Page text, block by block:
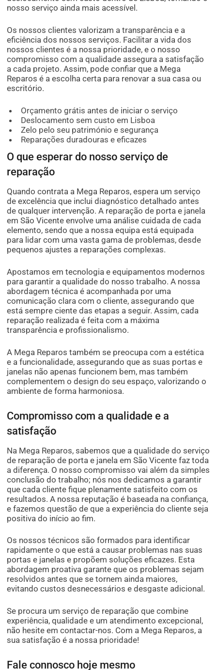
nosso serviço ainda mais acessível.
Os nossos clientes valorizam a transparência e a
eficiência dos nossos serviços. Facilitar a vida dos
nossos clientes é a nossa prioridade, e o nosso
compromisso com a qualidade assegura a satisfação
a cada projeto. Assim, pode confiar que a Mega
Reparos é a escolha certa para renovar a sua casa ou
escritório.
Orçamento grátis antes de iniciar o serviço
Deslocamento sem custo em Lisboa
Zelo pelo seu património e segurança
Reparações duradouras e eficazes
O que esperar do nosso serviço de
reparação
Quando contrata a Mega Reparos, espera um serviço
de excelência que inclui diagnóstico detalhado antes
de qualquer intervenção. A reparação de porta e janela
em São Vicente envolve uma análise cuidada de cada
elemento, sendo que a nossa equipa está equipada
para lidar com uma vasta gama de problemas, desde
pequenos ajustes a reparações complexas.
Apostamos em tecnologia e equipamentos modernos
para garantir a qualidade do nosso trabalho. A nossa
abordagem técnica é acompanhada por uma
comunicação clara com o cliente, assegurando que
está sempre ciente das etapas a seguir. Assim, cada
reparação realizada é feita com a máxima
transparência e profissionalismo.
A Mega Reparos também se preocupa com a estética
e a funcionalidade, assegurando que as suas portas e
janelas não apenas funcionem bem, mas também
complementem o design do seu espaço, valorizando o
ambiente de forma harmoniosa.
Compromisso com a qualidade e a
satisfação
Na Mega Reparos, sabemos que a qualidade do serviço
de reparação de porta e janela em São Vicente faz toda
a diferença. O nosso compromisso vai além da simples
conclusão do trabalho; nós nos dedicamos a garantir
que cada cliente fique plenamente satisfeito com os
resultados. A nossa reputação é baseada na confiança,
e fazemos questão de que a experiência do cliente seja
positiva do início ao fim.
Os nossos técnicos são formados para identificar
rapidamente o que está a causar problemas nas suas
portas e janelas e propõem soluções eficazes. Esta
abordagem proativa garante que os problemas sejam
resolvidos antes que se tornem ainda maiores,
evitando custos desnecessários e desgaste adicional.
Se procura um serviço de reparação que combine
experiência, qualidade e um atendimento excepcional,
não hesite em contactar-nos. Com a Mega Reparos, a
sua satisfação é a nossa prioridade!
Fale connosco hoje mesmo